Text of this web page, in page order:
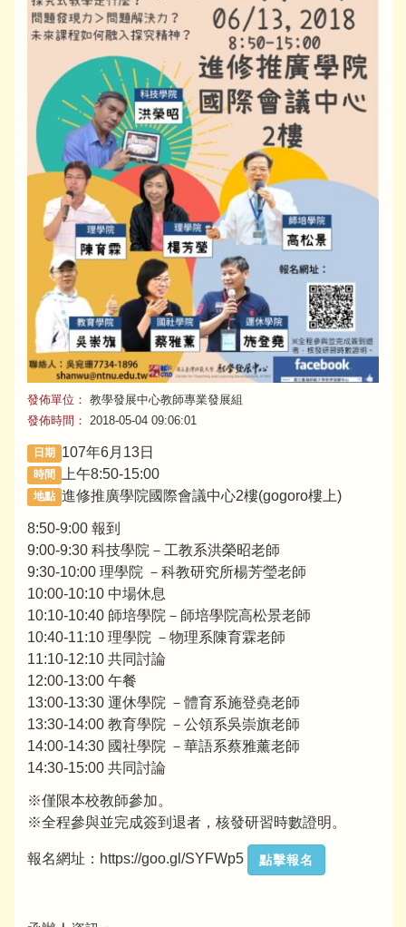
發佈單位： 教學發展中心教師專業發展組
發佈時間：
2018-05-04 09:06:01
日期 107年6月13日
時間 上午8:50-15:00
地點 進修推廣學院國際會議中心2樓(gogoro樓上)
8:50-9:00 報到
9:00-9:30 科技學院－工教系洪榮昭老師
9:30-10:00 理學院 －科教研究所楊芳瑩老師
10:00-10:10 中場休息
10:10-10:40 師培學院－師培學院高松景老師
10:40-11:10 理學院 －物理系陳育霖老師
11:10-12:10 共同討論
12:00-13:00 午餐
13:00-13:30 運休學院 －體育系施登堯老師
13:30-14:00 教育學院 －公領系吳崇旗老師
14:00-14:30 國社學院 －華語系蔡雅薰老師
14:30-15:00 共同討論
※僅限本校教師參加。
※全程參與並完成簽到退者，核發研習時數證明。
報名網址：https://goo.gl/SYFWp5 點擊報名